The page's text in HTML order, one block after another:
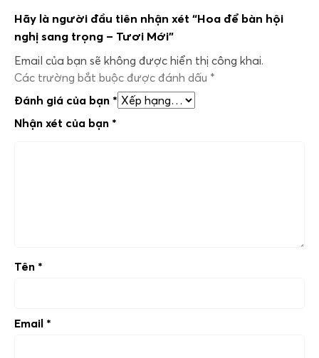
Hãy là người đầu tiên nhận xét “Hoa để bàn hội
nghị sang trọng – Tươi Mới”
Email của bạn sẽ không được hiển thị công khai.
Các trường bắt buộc được đánh dấu *
Đánh giá của bạn *
Nhận xét của bạn *
Tên *
Email *